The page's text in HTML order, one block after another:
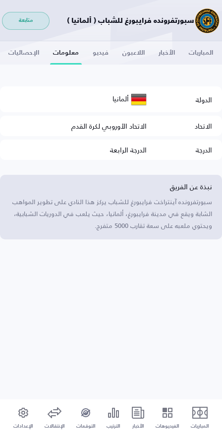
سبورتفرونده فرايبورغ للشباب ( ألمانيا ) متابعة
المباريات الأخبار اللاعبون فيديو معلومات الإحصائيات
الدولة ألمانيا
الاتحاد
الاتحاد الأوروبي لكرة القدم
الدرجة
الدرجة الرابعة
نبذة عن الفريق
سبورتفرونده آينتراخت فرايبورغ للشباب يركز هذا النادي على تطوير المواهب
الشابة ويقع في مدينة فرايبورغ، ألمانيا، حيث يلعب في الدوريات الشبابية،
ويحتوي ملعبه على سعة تقارب 5000 متفرج.
المباريات الفيديوهات الأخبار الترتيب التوقعات الإنتقالات الإعدادات